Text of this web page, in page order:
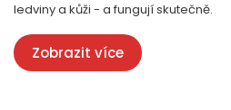
ledviny a kůži - a fungují skutečně.
Zobrazit více